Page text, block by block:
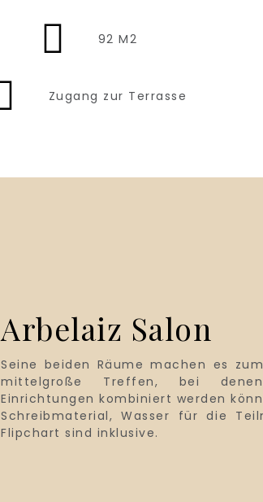
92 M2
Zugang zur Terrasse
Arbelaiz Salon
Seine beiden Räume machen es
mittelgroße Treffen, bei denen
Einrichtungen kombiniert werden können. Maße:
Schreibmaterial, Wasser für die
Flipchart sind inklusive.